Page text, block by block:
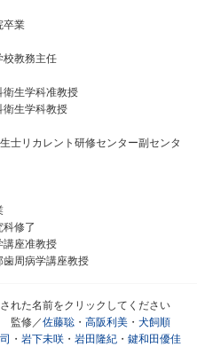
業
教務主任
生学科准教授
生学科教授
カレント研修センター副センタ
修了
座准教授
周病学講座教授
れた名前をクリックしてください
監修／佐藤聡 ・ 高阪利美 ・ 犬飼順
・ 岩下未咲 ・ 岩田隆紀 ・ 鍵和田優佳